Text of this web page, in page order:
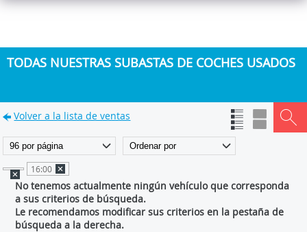
TODAS NUESTRAS SUBASTAS DE COCHES USADOS
Volver a la lista de ventas
16:00
No tenemos actualmente ningún vehículo que corresponda
a sus criterios de búsqueda.
Le recomendamos modificar sus criterios en la pestaña de
búsqueda a la derecha.